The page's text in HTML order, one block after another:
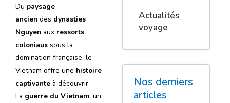
Du paysage
ancien des dynasties
Nguyen aux ressorts
coloniaux sous la
domination française, le
Vietnam offre une histoire
captivante à découvrir.
La guerre du Vietnam, un
Actualités
voyage
Nos derniers
articles